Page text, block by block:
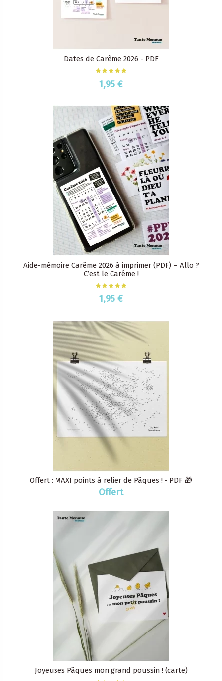
Dates de Carême 2026 - PDF
1,95 €
Aide-mémoire Carême 2026 à imprimer (PDF) – Allo ?
C’est le Carême !
1,95 €
Offert : MAXI points à relier de Pâques ! - PDF 🎁
Offert
Joyeuses Pâques mon grand poussin ! (carte)